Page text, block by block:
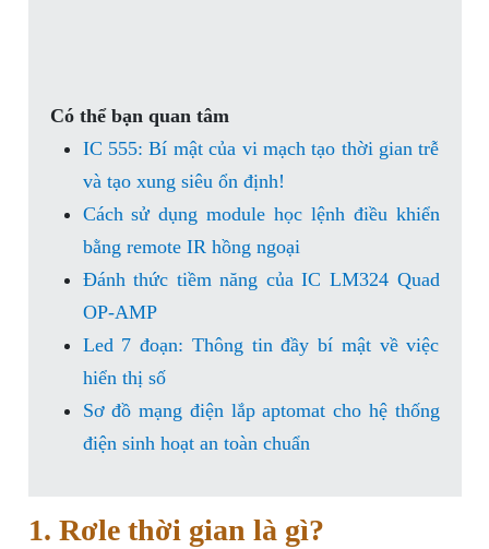
Có thể bạn quan tâm
IC 555: Bí mật của vi mạch tạo thời gian trễ
và tạo xung siêu ổn định!
Cách sử dụng module học lệnh điều khiển
bằng remote IR hồng ngoại
Đánh thức tiềm năng của IC LM324 Quad
OP-AMP
Led 7 đoạn: Thông tin đầy bí mật về việc
hiển thị số
Sơ đồ mạng điện lắp aptomat cho hệ thống
điện sinh hoạt an toàn chuẩn
1. Rơle thời gian là gì?